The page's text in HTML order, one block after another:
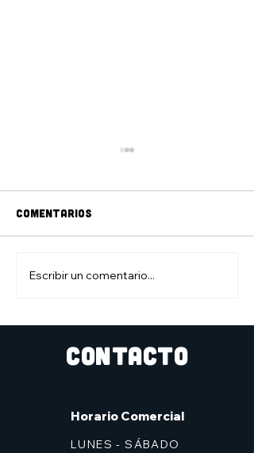
jAM DE DIBUJO
Comentarios
Escribir un comentario...
CONTACTO
Horario Comercial
LUNES - SÁBADO